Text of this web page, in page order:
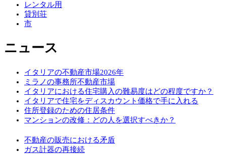
レンタル用
貸別荘
市
ニュース
イタリアの不動産市場2026年
ミラノの事務所不動産市場
イタリアにおける住宅購入の難易度はどの程度ですか？
イタリアで住宅をディスカウント価格で手に入れる
住所登録のための住居条件
マンションの改修：どの人を選択すべきか？
不動産の販売における矛盾
ガス計器の再接続